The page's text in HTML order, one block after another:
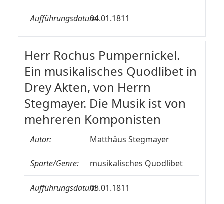
Aufführungsdatum:04.01.1811
Herr Rochus Pumpernickel.
Ein musikalisches Quodlibet in
Drey Akten, von Herrn
Stegmayer. Die Musik ist von
mehreren Komponisten
Autor: Matthäus Stegmayer
Sparte/Genre: musikalisches Quodlibet
Aufführungsdatum:05.01.1811